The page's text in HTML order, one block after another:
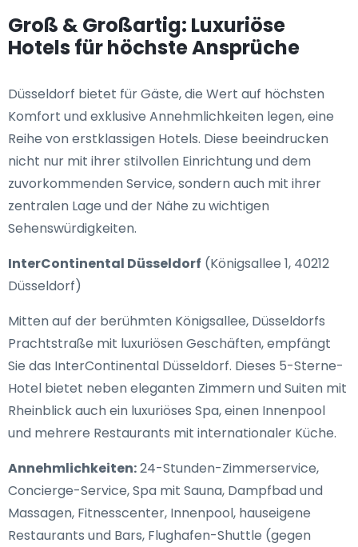
Groß & Großartig: Luxuriöse
Hotels für höchste Ansprüche
Düsseldorf bietet für Gäste, die Wert auf höchsten
Komfort und exklusive Annehmlichkeiten legen, eine
Reihe von erstklassigen Hotels. Diese beeindrucken
nicht nur mit ihrer stilvollen Einrichtung und dem
zuvorkommenden Service, sondern auch mit ihrer
zentralen Lage und der Nähe zu wichtigen
Sehenswürdigkeiten.
InterContinental Düsseldorf (Königsallee 1, 40212
Düsseldorf)
Mitten auf der berühmten Königsallee, Düsseldorfs
Prachtstraße mit luxuriösen Geschäften, empfängt
Sie das InterContinental Düsseldorf. Dieses 5-Sterne-
Hotel bietet neben eleganten Zimmern und Suiten mit
Rheinblick auch ein luxuriöses Spa, einen Innenpool
und mehrere Restaurants mit internationaler Küche.
Annehmlichkeiten:24-Stunden-Zimmerservice,
Concierge-Service, Spa mit Sauna, Dampfbad und
Massagen, Fitnesscenter, Innenpool, hauseigene
Restaurants und Bars, Flughafen-Shuttle (gegen